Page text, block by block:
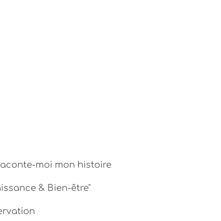
moi mon histoire
& Bien-être"